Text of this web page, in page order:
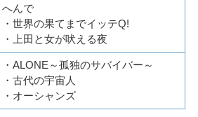
へんで
・世界の果てまでイッテQ!
・上田と女が吠える夜
・ALONE～孤独のサバイバー～
・古代の宇宙人
・オーシャンズ